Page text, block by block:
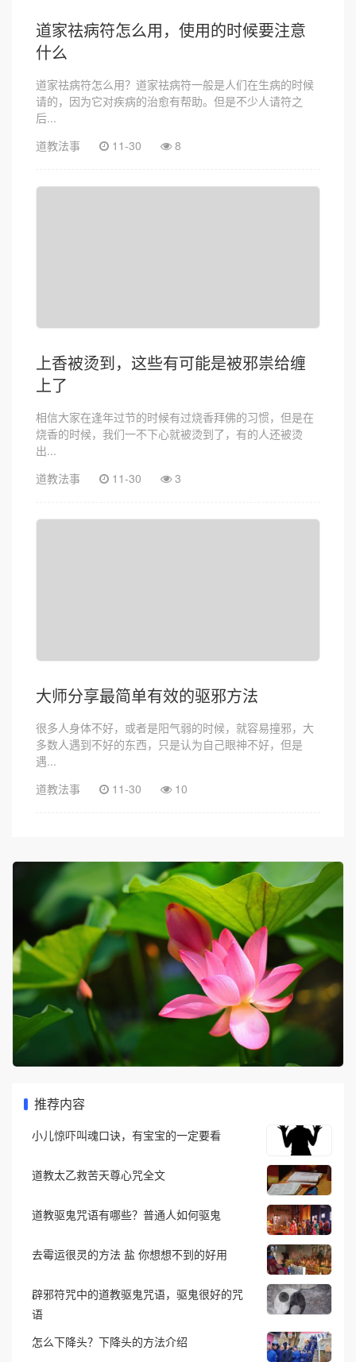
道家祛病符怎么用，使用的时候要注意
什么
道家祛病符怎么用？道家祛病符一般是人们在生病的时候
请的，因为它对疾病的治愈有帮助。但是不少人请符之
后...
道教法事
11-30 8
上香被烫到，这些有可能是被邪祟给缠
上了
相信大家在逢年过节的时候有过烧香拜佛的习惯，但是在
烧香的时候，我们一不下心就被烫到了，有的人还被烫
出...
道教法事
11-30 3
大师分享最简单有效的驱邪方法
很多人身体不好，或者是阳气弱的时候，就容易撞邪，大
多数人遇到不好的东西，只是认为自己眼神不好，但是
遇...
道教法事
11-30 10
推荐内容
小儿惊吓叫魂口诀，有宝宝的一定要看
道教太乙救苦天尊心咒全文
道教驱鬼咒语有哪些？普通人如何驱鬼
去霉运很灵的方法 盐 你想想不到的好用
辟邪符咒中的道教驱鬼咒语，驱鬼很好的咒
语
怎么下降头？下降头的方法介绍